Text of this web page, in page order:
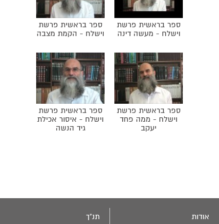
מנשה לדאוג לצרכים הגשמיים ותפקידו של אפרים לדאוג
לעניינים הרוחניים. ברכת האב לבניו.
ספר בראשית פרשת
וישלח - מעשה דינה
ספר בראשית פרשת
וישלח - הקמת מצבה
ספר בראשית פרשת
וישלח - ממה פחד
יעקב
ספר בראשית פרשת
וישלח - איסור אכילת
גיד הנשה
אודות
תנ"ך